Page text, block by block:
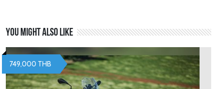
You might also like
749,000 THB